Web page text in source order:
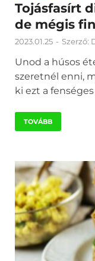
Tojásfasírt
de mégis
2023.01.25 - Szerző:
Unod a húsos
szeretnél enni,
ki ezt a
TOVÁBB